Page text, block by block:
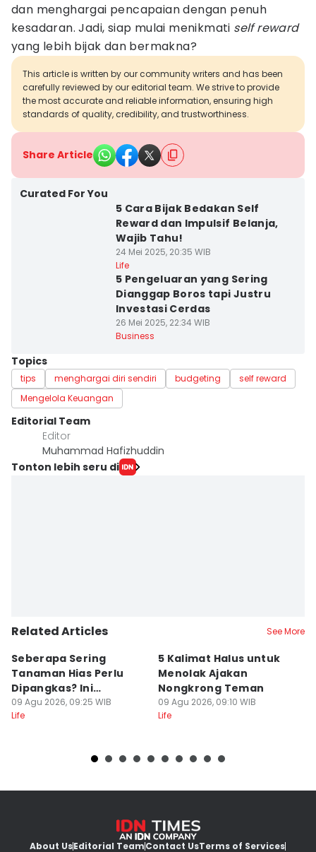
dan menghargai pencapaian dengan penuh
kesadaran. Jadi, siap mulai menikmati self reward
yang lebih bijak dan bermakna?
This article is written by our community writers and has been
carefully reviewed by our editorial team. We strive to provide
the most accurate and reliable information, ensuring high
standards of quality, credibility, and trustworthiness.
Share Article
Curated For You
5 Cara Bijak Bedakan Self
Reward dan Impulsif Belanja,
Wajib Tahu!
24 Mei 2025, 20:35 WIB
Life
5 Pengeluaran yang Sering
Dianggap Boros tapi Justru
Investasi Cerdas
26 Mei 2025, 22:34 WIB
Business
Topics
tips menghargai diri sendiri budgeting
self reward
Mengelola Keuangan
Editorial Team
Editor
Muhammad Hafizhuddin
Tonton lebih seru di
Related Articles See More
Seberapa Sering
Tanaman Hias Perlu
Dipangkas? Ini
Jawabannya!
09 Agu 2026, 09:25 WIB
Life
5 Kalimat Halus untuk
Menolak Ajakan
Nongkrong Teman
09 Agu 2026, 09:10 WIB
Life
About UsEditorial TeamContact UsTerms of Services